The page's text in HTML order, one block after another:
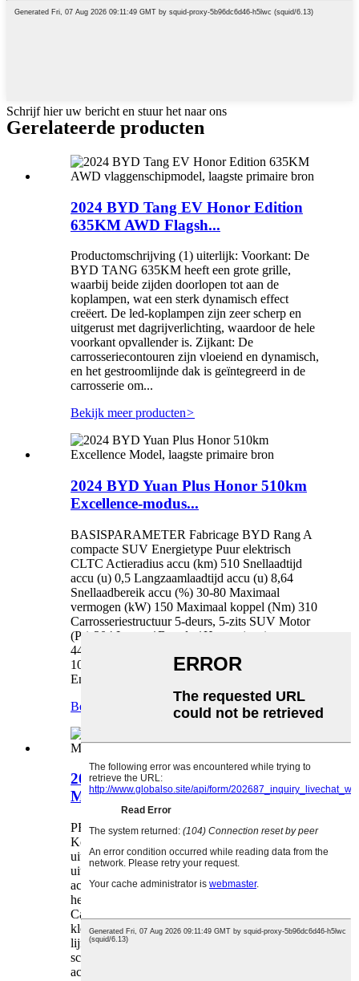
Schrijf hier uw bericht en stuur het naar ons
Gerelateerde producten
2024 BYD Tang EV Honor Edition
635KM AWD Flagsh...
Productomschrijving (1) uiterlijk: Voorkant: De
BYD TANG 635KM heeft een grote grille,
waarbij beide zijden doorlopen tot aan de
koplampen, wat een sterk dynamisch effect
creëert. De led-koplampen zijn zeer scherp en
uitgerust met dagrijverlichting, waardoor de hele
voorkant opvallender is. Zijkant: De
carrosseriecontouren zijn vloeiend en dynamisch,
en het gestroomlijnde dak is geïntegreerd in de
carrosserie om...
Bekijk meer producten>
2024 BYD Yuan Plus Honor 510km
Excellence-modus...
BASISPARAMETER Fabricage BYD Rang A
compacte SUV Energietype Puur elektrisch
CLTC Actieradius accu (km) 510 Snellaadtijd
accu (u) 0,5 Langzaamlaadtijd accu (u) 8,64
Snellaadbereik accu (%) 30-80 Maximaal
vermogen (kW) 150 Maximaal koppel (Nm) 310
Carrosseriestructuur 5-deurs, 5-zits SUV Motor
(Ps) 204 Lengte*Breedte*Hoogte(mm)
4455*1875*1615 Officiële acceleratie(s) 0-
100km/u 7,3 Maximale snelheid (km/u) 160
Energie-equivalent brandstofverbruik...
Bekijk meer producten
2024 BYD DOLPHIN 420KM EV
Modeversie, Lowes...
PRODUCTDETAILS 1. Exterieurontwerp
Koplampen: Alle Dolphin-series zijn standaard
uitgerust met led-lichtbronnen en het topmodel is
uitgerust met adaptief grootlicht en dimlicht. De
achterlichten hebben een doorlopende vorm en
het interieur heeft een "geometrische vouwlijn".
Carrosserie: De Dolphin is gepositioneerd als een
kleine personenauto. Het "Z"-vormige
lijnenpatroon aan de zijkant van de auto is
scherp. De taillelijn is verbonden met de
achterlichten,...